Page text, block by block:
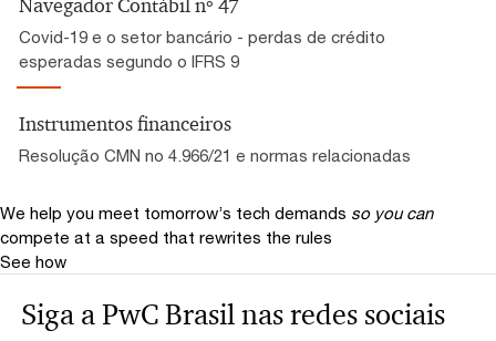
Navegador Contábil nº 47
Covid-19 e o setor bancário - perdas de crédito
esperadas segundo o IFRS 9
Instrumentos financeiros
Resolução CMN no 4.966/21 e normas relacionadas
We help you meet tomorrow’s tech demands so you can
compete at a speed that rewrites the rules
See how
Siga a PwC Brasil nas redes sociais